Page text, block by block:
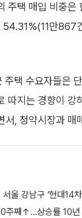
주택 매입 비중은
만867
주택 수요자들은
따지는 경향이
서, 청약시장과
울 강남구 ‘현대14차
주째↑…상승률 10년